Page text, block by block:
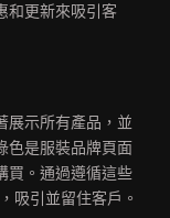
和更新來吸引客
展示所有產品，並
色是服裝品牌頁面
買。通過遵循這些
吸引並留住客戶。